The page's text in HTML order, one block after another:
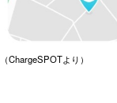
（ChargeSPOTより）